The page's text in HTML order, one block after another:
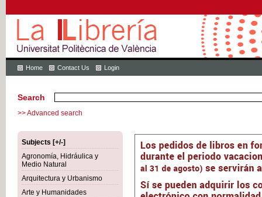
Home Contact Us Login
Search
>> Advanced search
Subjects [+/-]
Agronomía, Hidráulica y
Medio Natural
Arquitectura y Urbanismo
Arte y Humanidades